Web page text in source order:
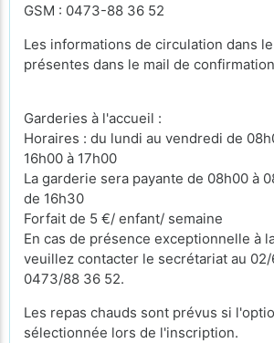
GSM : 0473-88 36 52
Les informations de circulation dans
présentes dans le mail de
Garderies à l'accueil :
Horaires : du lundi au vendredi de
16h00 à 17h00
La garderie sera payante de 08h00 à
de 16h30
Forfait de 5 €/ enfant/ semaine
En cas de présence exceptionnelle à
veuillez contacter le secrétariat au 02/
0473/88 36 52.
Les repas chauds sont prévus si
sélectionnée lors de l'inscription.